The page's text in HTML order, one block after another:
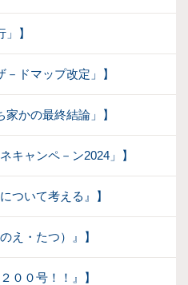
】
ドマップ改定」】
かの最終結論」】
キャンペ－ン2024」】
ついて考える』】
え・たつ）』】
００号！！』】